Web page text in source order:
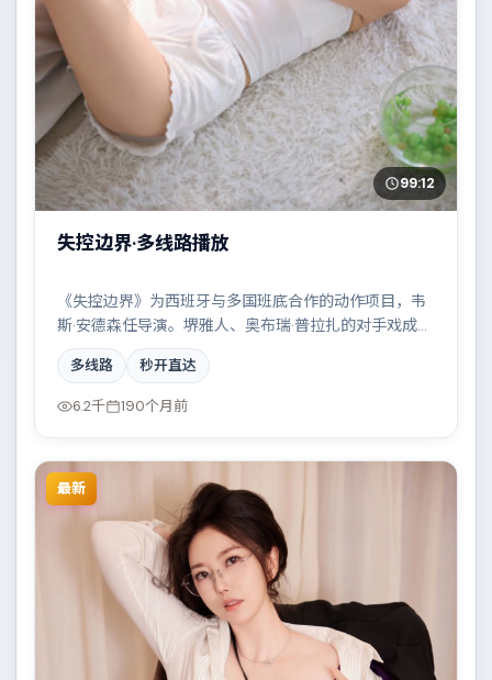
99:12
失控边界·多线路播放
《失控边界》为西班牙与多国班底合作的动作项目，韦
斯·安德森任导演。堺雅人、奥布瑞·普拉扎的对手戏成为
全片高光，雨夜、旧楼与一封未寄出的信构成叙事起
点。配乐与摄影风格统一，具备院线质感。
多线路 秒开直达
6.2千 190个月前
最新